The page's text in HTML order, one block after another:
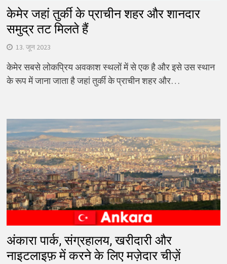
केमेर जहां तुर्की के प्राचीन शहर और शानदार
समुद्र तट मिलते हैं
13. जून 2023
केमेर सबसे लोकप्रिय अवकाश स्थलों में से एक है और इसे उस स्थान
के रूप में जाना जाता है जहां तुर्की के प्राचीन शहर और…
अंकारा पार्क, संग्रहालय, खरीदारी और
नाइटलाइफ़ में करने के लिए मज़ेदार चीज़ें